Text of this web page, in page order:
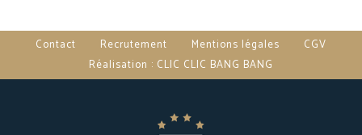
Contact Recrutement Mentions légales
CGV
Réalisation : CLIC CLIC BANG BANG